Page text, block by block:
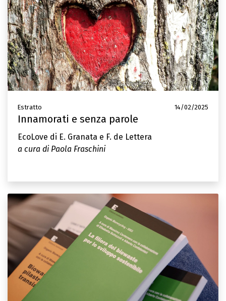
Estratto 14/02/2025
Innamorati e senza parole
EcoLove di E. Granata e F. de Lettera
a cura di Paola Fraschini